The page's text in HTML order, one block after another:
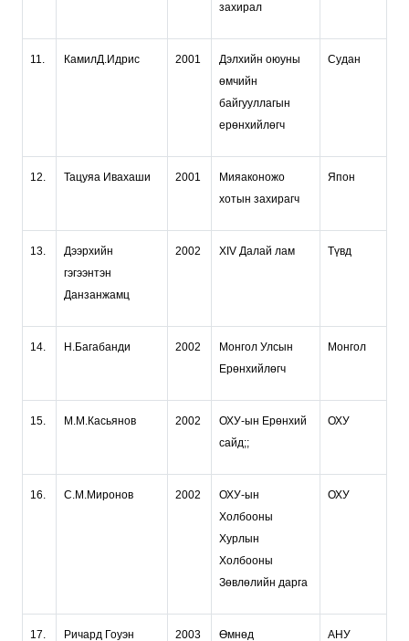
захирал
11. КамилД.Идрис 2001
Дэлхийн оюуны
өмчийн
байгууллагын
ерөнхийлөгч
Судан
12. Тацуяа Ивахаши 2001
Мияаконожо
хотын захирагч
Япон
13.
Дээрхийн
гэгээнтэн
Данзанжамц
2002 XIV Далай лам Түвд
14. Н.Багабанди 2002
Монгол Улсын
Ерөнхийлөгч
Монгол
15. М.М.Касьянов 2002
ОХУ-ын Ерөнхий
сайд;;
ОХУ
16. С.М.Миронов 2002
ОХУ-ын
Холбооны
Хурлын
Холбооны
Зөвлөлийн дарга
ОХУ
17. Ричард Гоуэн 2003 Өмнөд АНУ